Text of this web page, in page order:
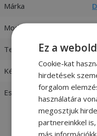
Márka
Modell
Termékkód
Készlet
Esztétikai állapot
Ez a
Cookie-kat
hirdetések
forgalom
használatára
megosztjuk
partnereinkkel
más